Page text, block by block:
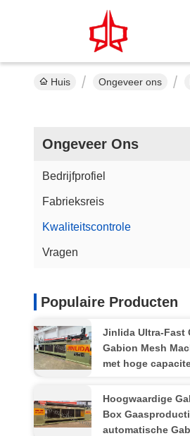
Huis Ongeveer ons
Ongeveer Ons
Bedrijfprofiel
Fabrieksreis
Kwaliteitscontrole
Vragen
Populaire Producten
Jinlida Ultra-Fast
Gabion Mesh
met hoge
voor zware
Hoogwaardige
Box
automatische